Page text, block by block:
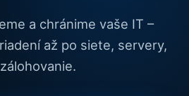
a chránime vaše IT –
až po siete, servery,